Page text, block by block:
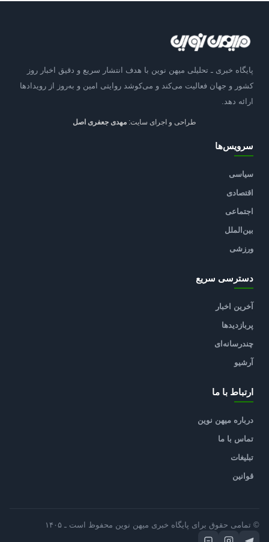
پایگاه خبری ـ تحلیلی میهن نوین با هدف انتشار سریع و دقیق اخبار روز
کشور و جهان فعالیت می‌کند و می‌کوشد روایتی امین و به‌روز از رویدادها
ارائه دهد.
طراحی و اجرای سایت: مهدی جعفری اصل
سرویس‌ها
سیاسی
اقتصادی
اجتماعی
بین‌الملل
ورزشی
دسترسی سریع
آخرین اخبار
پربازدیدها
چندرسانه‌ای
آرشیو
ارتباط با ما
درباره میهن نوین
تماس با ما
تبلیغات
قوانین
© تمامی حقوق برای پایگاه خبری میهن نوین محفوظ است ـ ۱۴۰۵